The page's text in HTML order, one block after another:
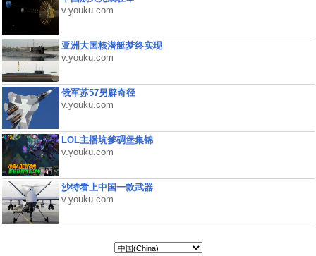
v.youku.com
亚洲大国核潜艇梦终实现
v.youku.com
俄军苏57另辟奇径
v.youku.com
LOL主播坑爹碉堡集锦
v.youku.com
沙特看上中国一款武器
v.youku.com